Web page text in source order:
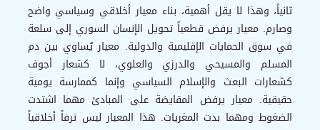
ثانياً، وهذا لا يقل أهمية، بناء معيار أخلاقي وسياسي واضح
وصارم. معيار يرفض قطعياً تحويل الإنسان السوري إلى سلعة
في سوق الحمايات الإقليمية والدولية. معيار يُساوي بين دم
المسلم والمسيحي والدرزي والعلوي، لا كشعار أجوف
كشعارات البعث والإسلام السياسي وإنما كممارسة يومية
حقيقية. معيار يرفض المقايضة على المبادئ مهما اشتدت
الضغوط ومهما بدت المغريات. هذا المعيار ليس ترفاً أخلاقياً